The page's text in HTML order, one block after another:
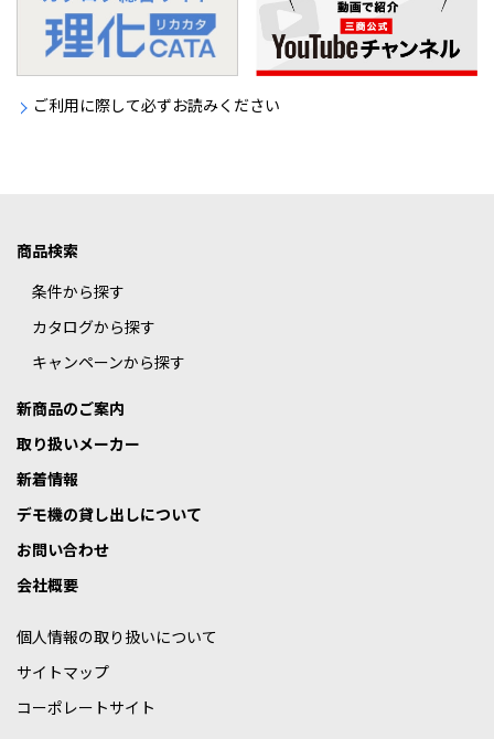
ご利用に際して必ずお読みください
商品検索
条件から探す
カタログから探す
キャンペーンから探す
新商品のご案内
取り扱いメーカー
新着情報
デモ機の貸し出しについて
お問い合わせ
会社概要
個人情報の取り扱いについて
サイトマップ
コーポレートサイト